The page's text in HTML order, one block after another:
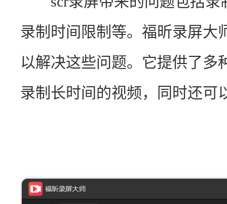
录制时间限制等。福昕录屏大
以解决这些问题。它提供了多
录制长时间的视频，同时还可